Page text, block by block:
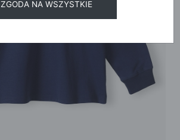
ZGODA NA WSZYSTKIE